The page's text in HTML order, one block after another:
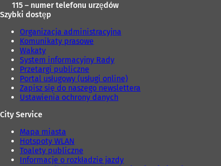
115 – numer telefonu urzędów
Szybki dostęp
Organizacja administracyjna
Komunikaty prasowe
Wakaty
System informacyjny Rady
Przetargi publiczne
Portal usługowy (usługi online)
Zapisz się do naszego newslettera
Ustawienia ochrony danych
City Service
Mapa miasta
Hotspoty WLAN
Toalety publiczne
Informacje o rozkładzie jazdy